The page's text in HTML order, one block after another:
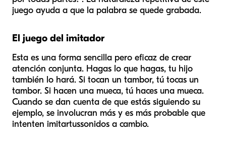
juego ayuda a que la palabra se quede grabada.
El juego del imitador
Esta es una forma sencilla pero eficaz de crear
atención conjunta. Hagas lo que hagas, tu hijo
también lo hará. Si tocan un tambor, tú tocas un
tambor. Si hacen una mueca, tú haces una mueca.
Cuando se dan cuenta de que estás siguiendo su
ejemplo, se involucran más y es más probable que
intenten imitartussonidos a cambio.